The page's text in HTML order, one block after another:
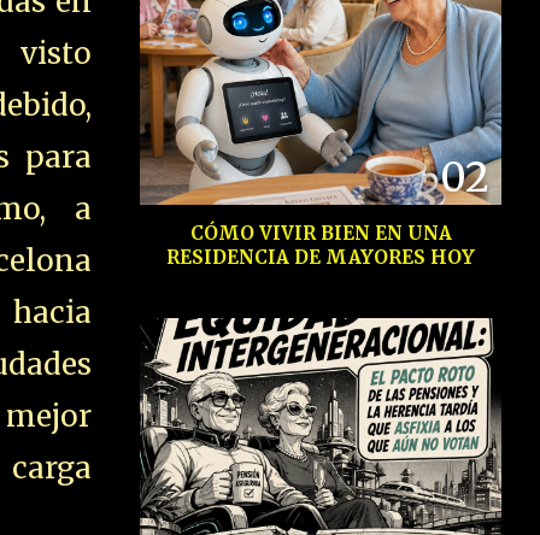
para
a
02
CÓMO VIVIR BIEN EN UNA
RESIDENCIA DE MAYORES HOY